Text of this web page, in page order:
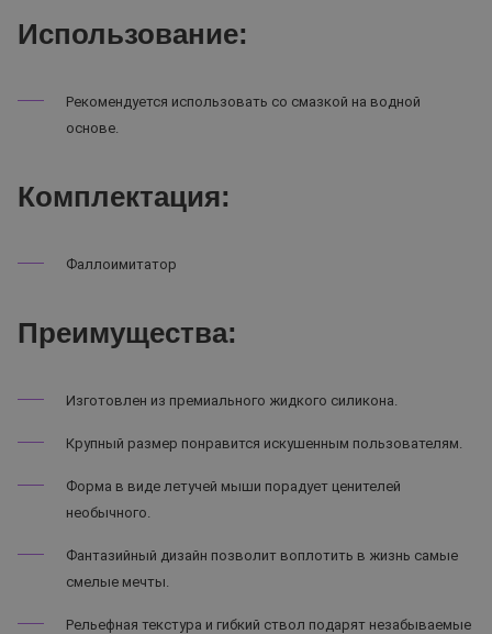
Использование:
Рекомендуется использовать со смазкой на водной
основе.
Комплектация:
Фаллоимитатор
Преимущества:
Изготовлен из премиального жидкого силикона.
Крупный размер понравится искушенным пользователям.
Форма в виде летучей мыши порадует ценителей
необычного.
Фантазийный дизайн позволит воплотить в жизнь самые
смелые мечты.
Рельефная текстура и гибкий ствол подарят незабываемые